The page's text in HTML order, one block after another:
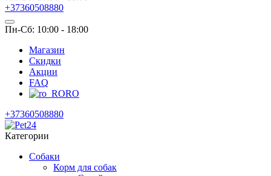
+37360508880
Пн-Сб: 10:00 - 18:00
Магазин
Скидки
Акции
FAQ
RO
+37360508880
Категории
Собаки
Корм для собак